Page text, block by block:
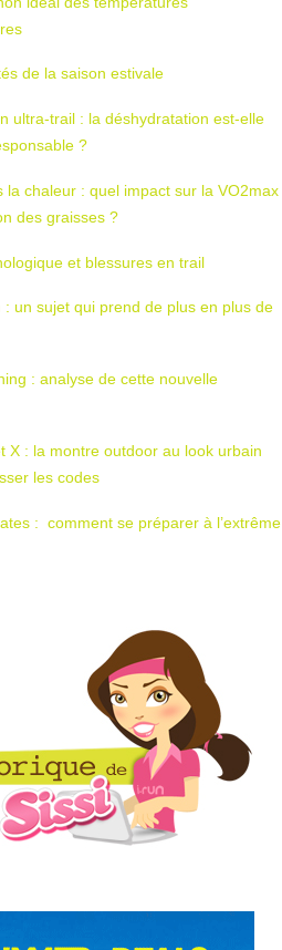
de la saison estivale
ultra-trail : la déshydratation est-elle
?
la chaleur : quel impact sur la VO2max
des graisses ?
et blessures en trail
: un sujet qui prend de plus en plus de
: analyse de cette nouvelle
X : la montre outdoor au look urbain
les codes
: comment se préparer à l’extrême